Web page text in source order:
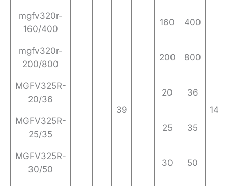
mgfv320r-
160/400
160 400
mgfv320r-
200/800
200 800
MGFV325R-
20/36
39
20
36
14
MGFV325R-
25/35
25 35
MGFV325R-
30/50
30 50